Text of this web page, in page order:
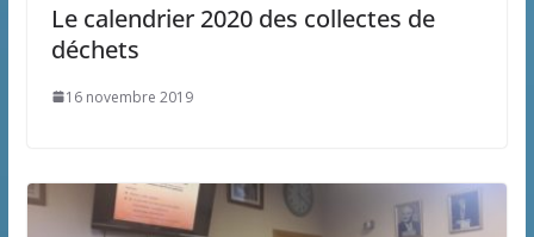
Le calendrier 2020 des collectes de
déchets
16 novembre 2019